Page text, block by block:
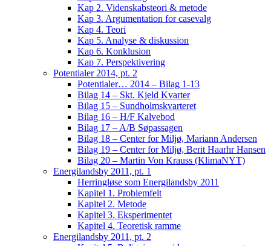
Kap 2. Videnskabsteori & metode
Kap 3. Argumentation for casevalg
Kap 4. Teori
Kap 5. Analyse & diskussion
Kap 6. Konklusion
Kap 7. Perspektivering
Potentialer 2014, pt. 2
Potentialer… 2014 – Bilag 1-13
Bilag 14 – Skt. Kjeld Kvarter
Bilag 15 – Sundholmskvarteret
Bilag 16 – H/F Kalvebod
Bilag 17 – A/B Søpassagen
Bilag 18 – Center for Miljø, Mariann Andersen
Bilag 19 – Center for Miljø, Berit Haarhr Hansen
Bilag 20 – Martin Von Krauss (KlimaNYT)
Energilandsby 2011, pt. 1
Herringløse som Energilandsby 2011
Kapitel 1. Problemfelt
Kapitel 2. Metode
Kapitel 3. Eksperimentet
Kapitel 4. Teoretisk ramme
Energilandsby 2011, pt. 2